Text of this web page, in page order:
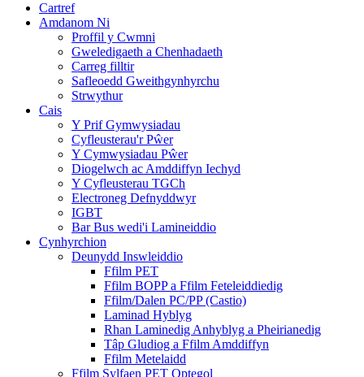
Cartref
Amdanom Ni
Proffil y Cwmni
Gweledigaeth a Chenhadaeth
Carreg filltir
Safleoedd Gweithgynhyrchu
Strwythur
Cais
Y Prif Gymwysiadau
Cyfleusterau'r Pŵer
Y Cymwysiadau Pŵer
Diogelwch ac Amddiffyn Iechyd
Y Cyfleusterau TGCh
Electroneg Defnyddwyr
IGBT
Bar Bus wedi'i Lamineiddio
Cynhyrchion
Deunydd Inswleiddio
Ffilm PET
Ffilm BOPP a Ffilm Feteleiddiedig
Ffilm/Dalen PC/PP (Castio)
Laminad Hyblyg
Rhan Laminedig Anhyblyg a Pheirianedig
Tâp Gludiog a Ffilm Amddiffyn
Ffilm Metelaidd
Ffilm Sylfaen PET Optegol